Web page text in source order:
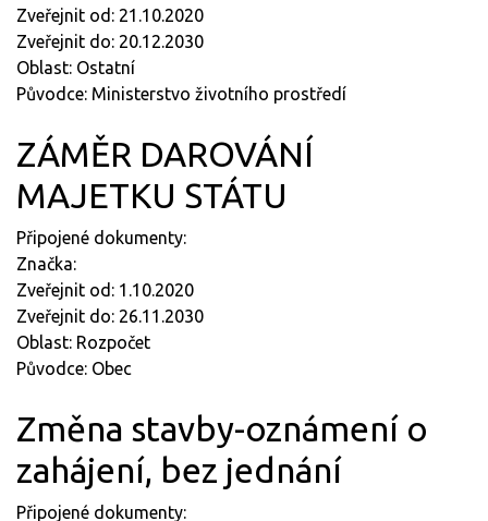
Zveřejnit od: 21.10.2020
Zveřejnit do: 20.12.2030
Oblast: Ostatní
Původce: Ministerstvo životního prostředí
ZÁMĚR DAROVÁNÍ
MAJETKU STÁTU
Připojené dokumenty:
Značka:
Zveřejnit od: 1.10.2020
Zveřejnit do: 26.11.2030
Oblast: Rozpočet
Původce: Obec
Změna stavby-oznámení o
zahájení, bez jednání
Připojené dokumenty: